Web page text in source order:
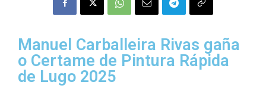
Manuel Carballeira Rivas gaña
o Certame de Pintura Rápida
de Lugo 2025